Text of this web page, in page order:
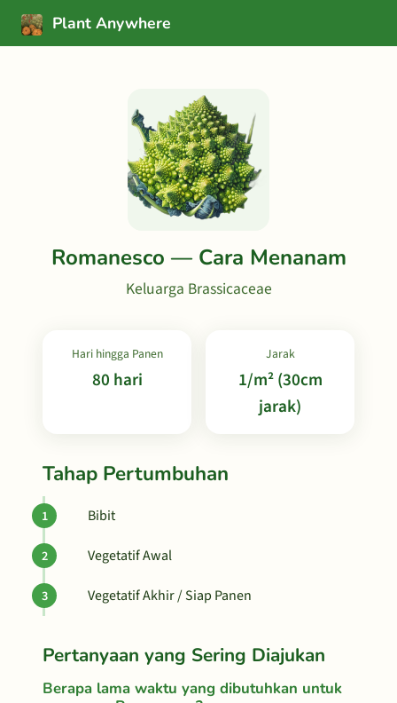
Plant Anywhere
Romanesco — Cara Menanam
Keluarga Brassicaceae
Hari hingga Panen
80 hari
Jarak
1/m² (30cm
jarak)
Tahap Pertumbuhan
Bibit
Vegetatif Awal
Vegetatif Akhir / Siap Panen
Pertanyaan yang Sering Diajukan
Berapa lama waktu yang dibutuhkan untuk